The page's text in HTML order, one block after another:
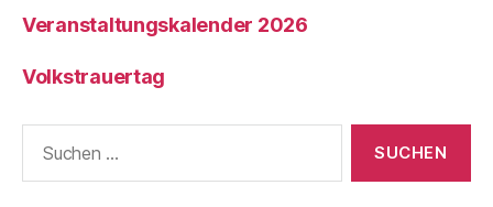
Veranstaltungskalender 2026
Volkstrauertag
nach: